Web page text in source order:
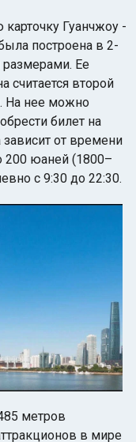
Гуанчжоу -
построена в 2-
размерами. Ее
считается второй
На нее можно
билет на
от времени
200 юаней (1800–
с 9:30 до 22:30.
метров
в мире